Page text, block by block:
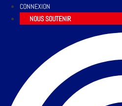
CONNEXION
NOUS SOUTENIR